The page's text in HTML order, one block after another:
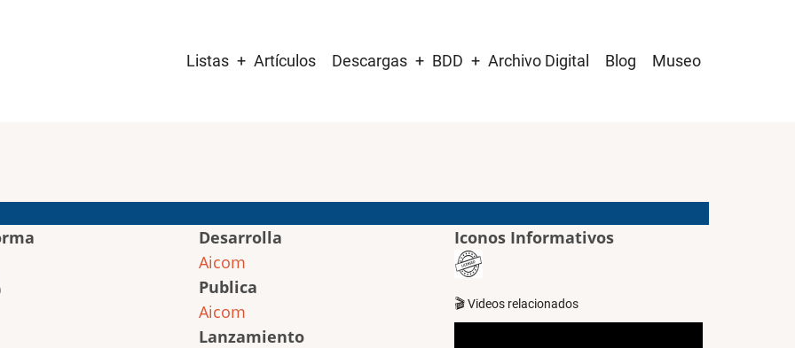
navigation
Listas Artículos Descargas BDD Archivo Digital Blog Museo
Desarrolla
Aicom
Publica
Aicom
Lanzamiento
Iconos Informativos
🎬 Videos relacionados